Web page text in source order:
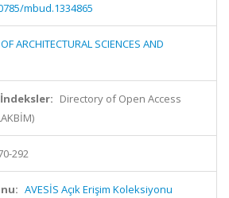
mbud.1334865
ARCHITECTURAL SCIENCES AND
Directory of Open Access
292
AVESİS Açık Erişim Koleksiyonu